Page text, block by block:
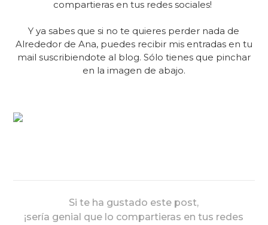
compartieras en tus redes sociales!
Y ya sabes que si no te quieres perder nada de
Alrededor de Ana, puedes recibir mis entradas en tu
mail suscribiendote al blog. Sólo tienes que pinchar
en la imagen de abajo.
Si te ha gustado este post,
¡sería genial que lo compartieras en tus redes